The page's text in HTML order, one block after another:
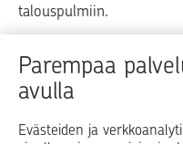
Parempaa
avulla
Evästeiden ja
talouspulmiin.
Raha
Blogit ja puheenvuorot